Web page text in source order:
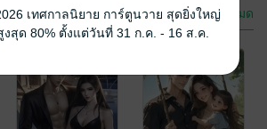
ดูทั้งหมด
เทศกาลนิยาย การ์ตูนวาย สุดยิ่งใหญ่
สุด 80% ตั้งแต่วันที่ 31 ก.ค. - 16 ส.ค.